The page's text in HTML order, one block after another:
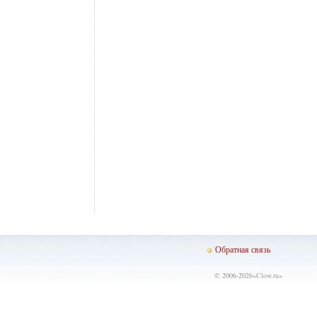
Обратная связь
© 2006-2026«Clow.ru»